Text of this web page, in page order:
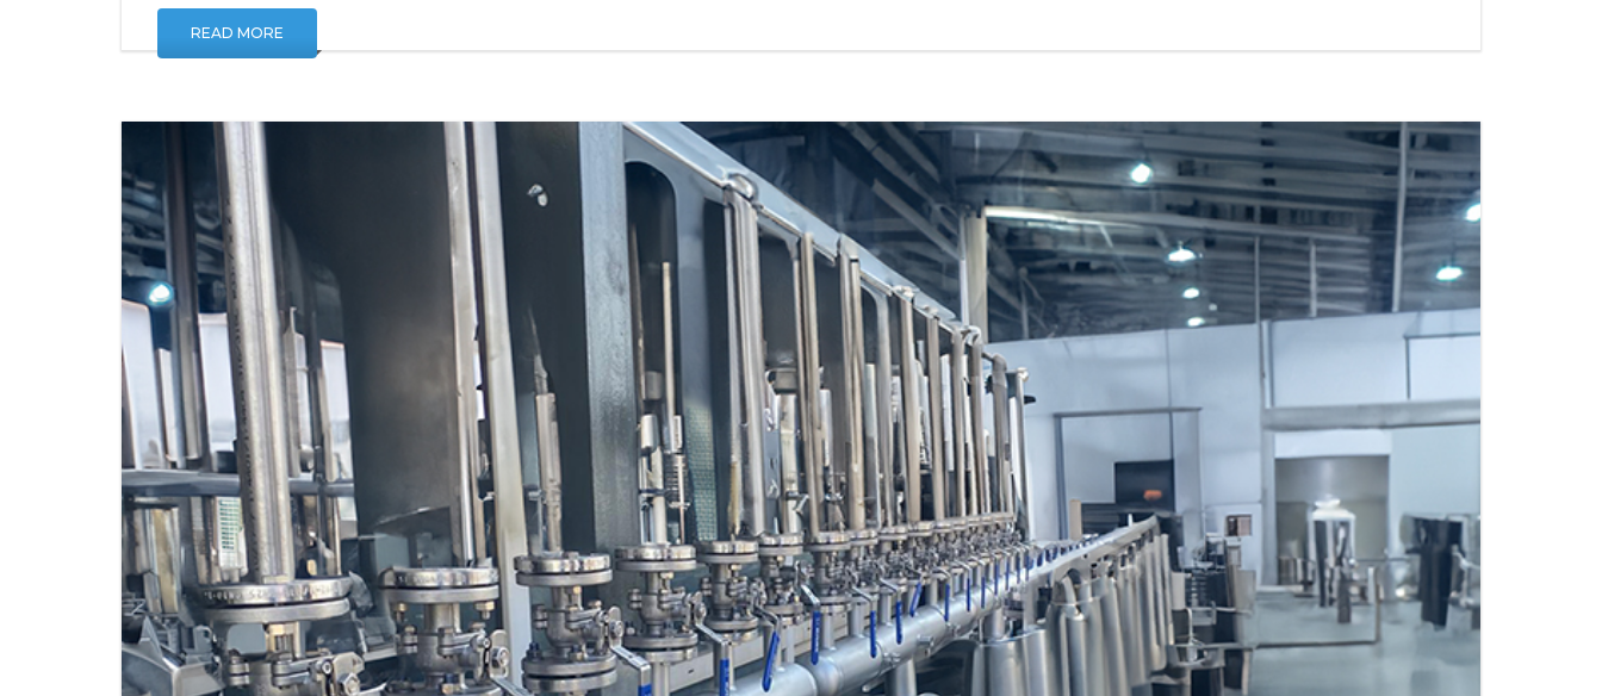
READ MORE